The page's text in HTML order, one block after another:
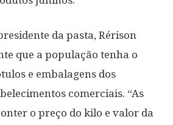
da pasta, Rérison
que a população tenha o
e embalagens dos
comerciais. “As
o preço do kilo e valor da